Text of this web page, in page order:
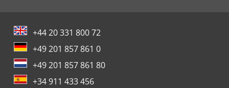
+44 20 331 800 72
+49 201 857 861 0
+49 201 857 861 80
+34 911 433 456